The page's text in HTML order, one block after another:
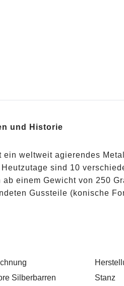
und Historie
ein weltweit agierendes
Heutzutage sind 10
einem Gewicht von 250
Gussteile (konische
Silberbarren Stanz